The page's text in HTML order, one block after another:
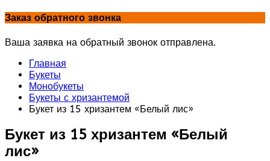
Заказ обратного звонка
Ваша заявка на обратный звонок отправлена.
Главная
Букеты
Монобукеты
Букеты с хризантемой
Букет из 15 хризантем «Белый лис»
Букет из 15 хризантем «Белый
лис»